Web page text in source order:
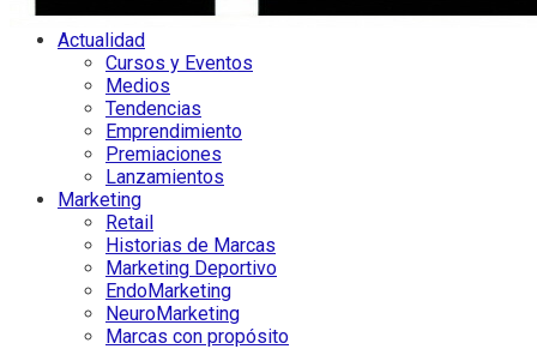
Actualidad
Cursos y Eventos
Medios
Tendencias
Emprendimiento
Premiaciones
Lanzamientos
Marketing
Retail
Historias de Marcas
Marketing Deportivo
EndoMarketing
NeuroMarketing
Marcas con propósito